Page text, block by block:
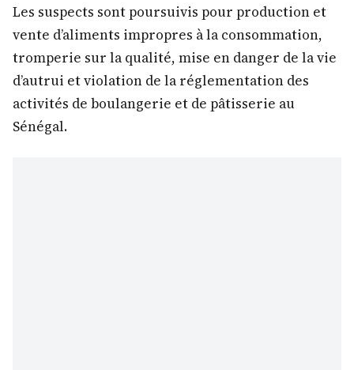
Les suspects sont poursuivis pour production et
vente d’aliments impropres à la consommation,
tromperie sur la qualité, mise en danger de la vie
d’autrui et violation de la réglementation des
activités de boulangerie et de pâtisserie au
Sénégal.